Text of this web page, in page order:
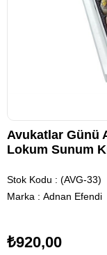
Avukatlar Günü
Lokum Sunum
Stok Kodu
(AVG-33)
Marka : Adnan Efendi
₺920,00